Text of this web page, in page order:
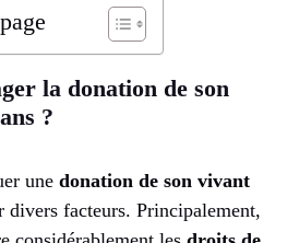
la donation de son
?
une donation de son vivant
divers facteurs. Principalement,